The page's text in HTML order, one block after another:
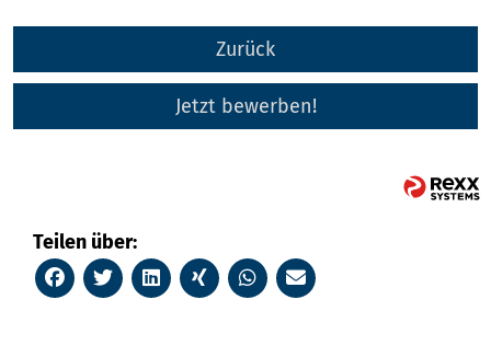
Zurück
Jetzt bewerben!
Teilen über: